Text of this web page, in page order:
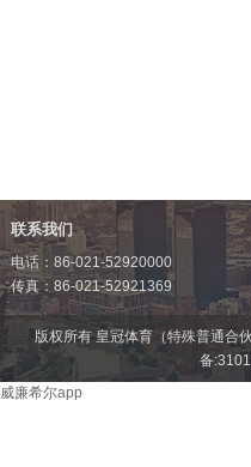
联系我们
电话：86-021-52920000
传真：86-021-52921369
版权所有 皇冠体育（特殊普通合
备
威廉希尔app